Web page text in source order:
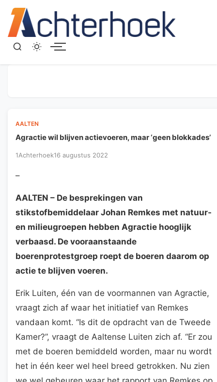
AALTEN
Agractie wil blijven actievoeren, maar ‘geen blokkades’
1Achterhoek16 augustus 2022
–
AALTEN – De besprekingen van
stikstofbemiddelaar Johan Remkes met natuur-
en milieugroepen hebben Agractie hooglijk
verbaasd. De vooraanstaande
boerenprotestgroep roept de boeren daarom op
actie te blijven voeren.
Erik Luiten, één van de voormannen van Agractie,
vraagt zich af waar het initiatief van Remkes
vandaan komt. “Is dit de opdracht van de Tweede
Kamer?”, vraagt de Aaltense Luiten zich af. “Er zou
met de boeren bemiddeld worden, maar nu wordt
het in één keer wel heel breed getrokken. Nu zien